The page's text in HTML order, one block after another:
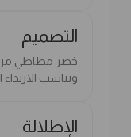
التصميم
خصر مطاطي من
وتناسب الارتداء
الإطلالة